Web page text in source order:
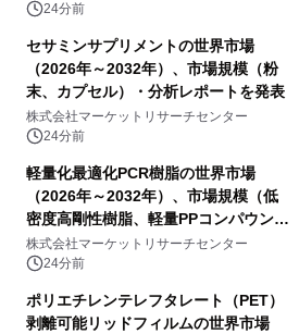
24分前
セサミンサプリメントの世界市場
（2026年～2032年）、市場規模（粉
末、カプセル）・分析レポートを発表
株式会社マーケットリサーチセンター
24分前
軽量化最適化PCR樹脂の世界市場
（2026年～2032年）、市場規模（低
密度高剛性樹脂、軽量PPコンパウン
ド、強化軽量ブレンド、軽量PCR
PA、その他）・分析レポートを発表
株式会社マーケットリサーチセンター
24分前
ポリエチレンテレフタレート（PET）
剥離可能リッドフィルムの世界市場